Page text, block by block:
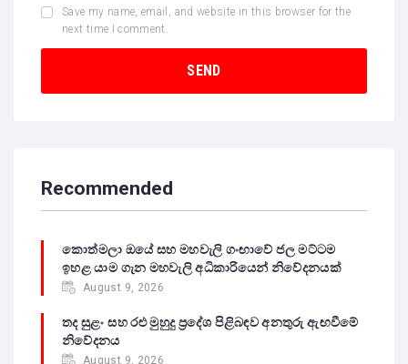
Save my name, email, and website in this browser for the
next time I comment.
Recommended
කොත්මලා ඔයේ සහ මහවැලි ගංඟාවේ ජල මට්ටම
ඉහළ යාම ගැන මහවැලි අධිකාරියෙන් නිවේදනයක්
August 9, 2026
තද සුළං සහ රළු මුහුදු ප්‍රදේශ පිළිබඳව අනතුරු ඇඟවීමේ
නිවේදනය
August 9, 2026